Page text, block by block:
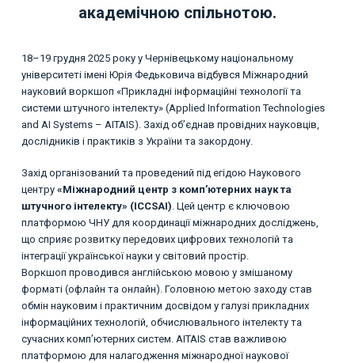
академічною спільнотою.
18–19 грудня 2025 року у Чернівецькому національному
університеті імені Юрія Федьковича відбувся Міжнародний
науковий воркшоп «Прикладні інформаційні технології та
системи штучного інтелекту» (Applied Information Technologies
and AI Systems – AITAIS). Захід об’єднав провідних науковців,
дослідників і практиків з України та закордону.
Захід організований та проведений під егідою Наукового
центру «Міжнародний центр з комп’ютерних наук та
штучного інтелекту» (ICCSAI). Цей центр є ключовою
платформою ЧНУ для координації міжнародних досліджень,
що сприяє розвитку передових цифрових технологій та
інтеграції української науки у світовий простір.
Воркшоп проводився англійською мовою у змішаному
форматі (офлайн та онлайн). Головною метою заходу став
обмін науковим і практичним досвідом у галузі прикладних
інформаційних технологій, обчислювального інтелекту та
сучасних комп’ютерних систем. AITAIS став важливою
платформою для налагодження міжнародної наукової